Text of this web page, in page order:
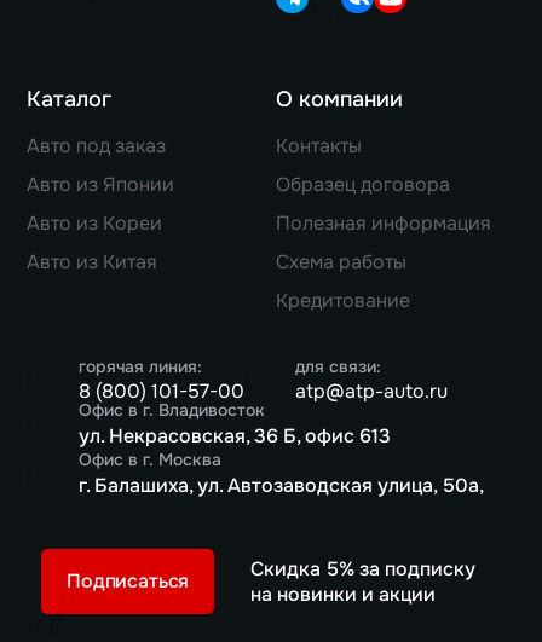
Каталог
Авто под заказ
Авто из Японии
Авто из Кореи
Авто из Китая
О компании
Контакты
Образец договора
Полезная информация
Схема работы
Кредитование
горячая линия:
8 (800) 101-57-00
для связи:
atp@atp-auto.ru
Офис в г. Владивосток
ул. Некрасовская, 36 Б, офис 613
Офис в г. Москва
г. Балашиха, ул. Автозаводская улица, 50а,
Скидка 5% за подписку
на новинки и акции
Подписаться